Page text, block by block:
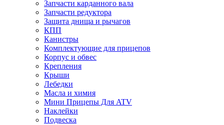
Запчасти карданного вала
Запчасти редуктора
Защита днища и рычагов
КПП
Канистры
Комплектующие для прицепов
Корпус и обвес
Крепления
Крыши
Лебедки
Масла и химия
Мини Прицепы Для ATV
Наклейки
Подвеска